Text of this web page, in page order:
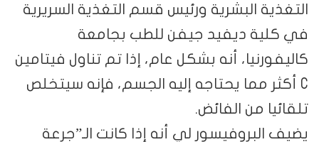
التغذية البشرية ورئيس قسم التغذية السريرية
في كلية ديفيد جيفن للطب بجامعة
كاليفورنيا، أنه بشكل عام، إذا تم تناول فيتامين
C أكثر مما يحتاجه إليه الجسم، فإنه سيتخلص
تلقائيا من الفائض.
يضيف البروفيسور لي أنه إذا كانت الـ”جرعة